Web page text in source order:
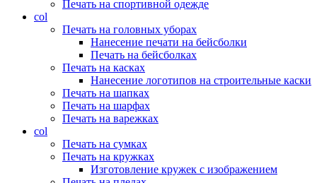
Печать на спортивной одежде
col
Печать на головных уборах
Нанесение печати на бейсболки
Печать на бейсболках
Печать на касках
Нанесение логотипов на строительные каски
Печать на шапках
Печать на шарфах
Печать на варежках
col
Печать на сумках
Печать на кружках
Изготовление кружек с изображением